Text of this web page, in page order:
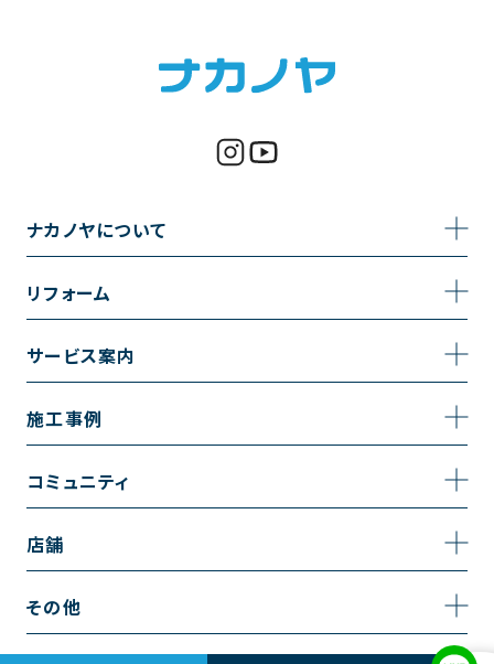
ナカノヤについて
事業内容
採用情報
リフォーム
トイレのリフォーム
キッチンのリフォーム
リノベーション
内装のリフォーム
水回りのリフォーム
サービス案内
サービスの流れ
施工事例
施工事例一覧
お風呂の施工事例
コミュニティ
コミュニティ
お知らせ
店舗
越谷店
その他
お問い合わせ